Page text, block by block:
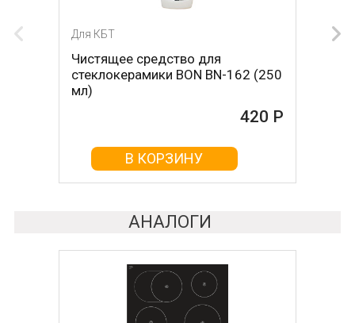
Для КБТ
Чистящее средство для
стеклокерамики BON BN-162 (250
мл)
420 Р
В КОРЗИНУ
Для КБТ
Скребок для ухода за
стеклокерамикой BON BN-603
В КОРЗИНУ
АНАЛОГИ